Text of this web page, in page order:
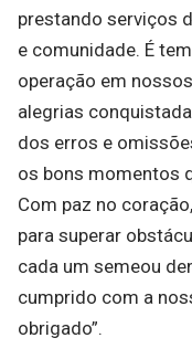
prestando serviços
e comunidade. É
operação em
alegrias
dos erros e
os bons momentos
Com paz no
para superar
cada um semeou
cumprido com a
obrigado”.